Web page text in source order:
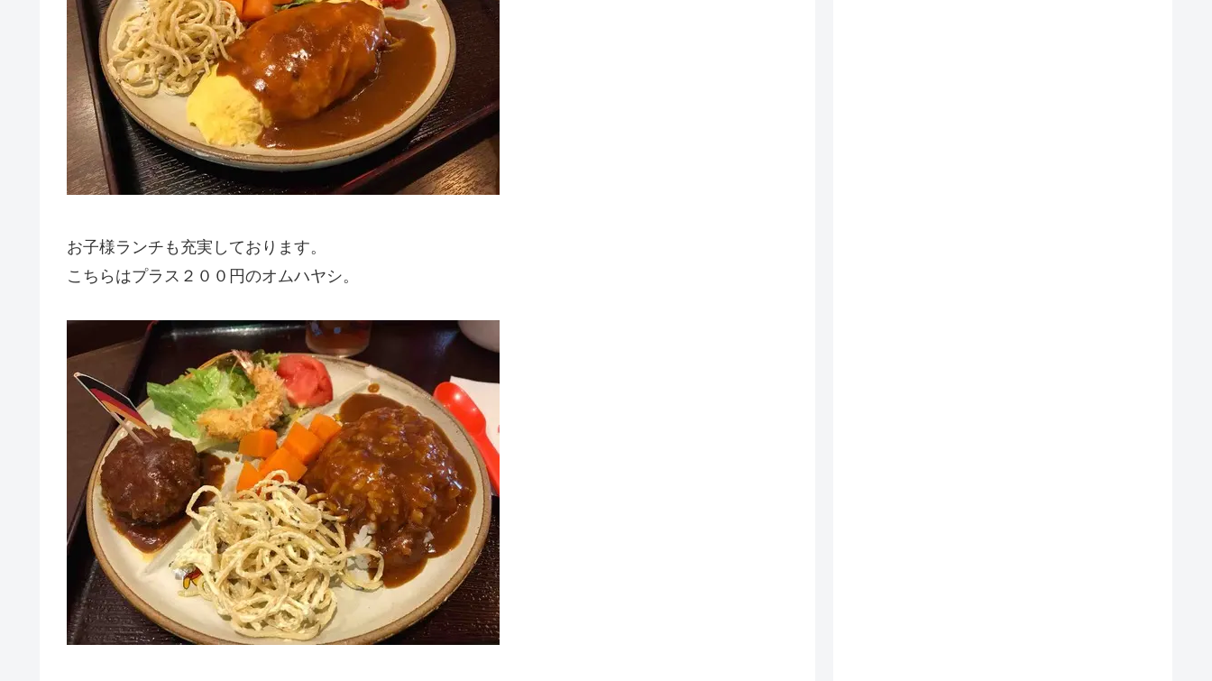
お子様ランチも充実しております。
こちらはプラス２００円のオムハヤシ。